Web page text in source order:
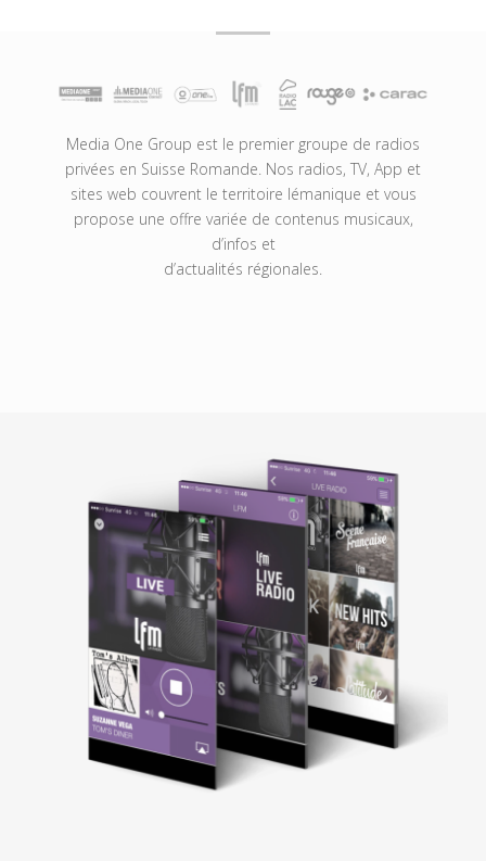
Media One Group est le premier groupe de radios
privées en Suisse Romande. Nos radios, TV, App et
sites web couvrent le territoire lémanique et vous
propose une offre variée de contenus musicaux,
d’infos et
d’actualités régionales.